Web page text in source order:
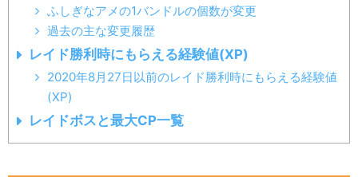
ふしぎなアメの1バンドルの個数が変更
過去の主な変更履歴
レイド勝利時にもらえる経験値(XP)
2020年8月27日以前のレイド勝利時にもらえる経験値
(XP)
レイドボスと最大CP一覧